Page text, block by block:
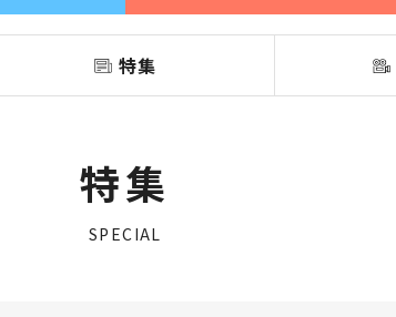
特集
特集
SPECIAL